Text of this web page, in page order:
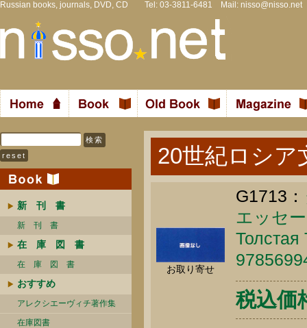
Russian books, journals, DVD, CD Tel: 03-3811-6481 Mail: nisso@nisso.net
新 刊 書
新 刊 書
在 庫 図 書
在 庫 図 書
おすすめ
アレクシエーヴィチ著作集
在庫図書
20世紀ロシア
お取り寄せ
G1713：
エッセ
税込価